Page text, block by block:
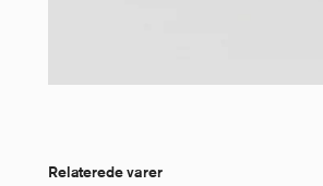
Relaterede varer